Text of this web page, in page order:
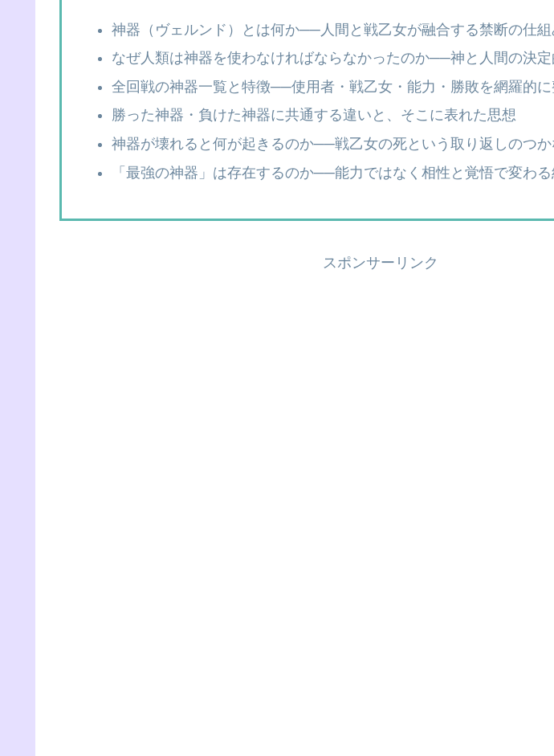
神器（ヴェルンド）とは何か──人間と戦乙女が融合する禁断の仕
なぜ人類は神器を使わなければならなかったのか──神と人間の決定
全回戦の神器一覧と特徴──使用者・戦乙女・能力・勝敗を網羅的に
勝った神器・負けた神器に共通する違いと、そこに表れた思想
神器が壊れると何が起きるのか──戦乙女の死という取り返しのつ
「最強の神器」は存在するのか──能力ではなく相性と覚悟で変わ
スポンサーリンク